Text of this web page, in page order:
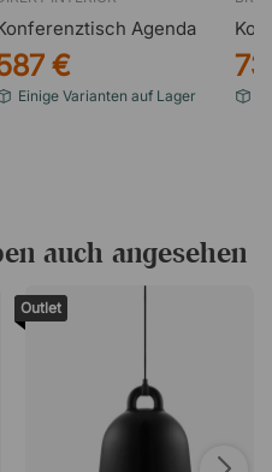
Agenda
€
Einige Varianten auf Lager
auch angesehen
Outlet